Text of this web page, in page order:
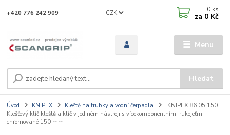
Menu
CZK
Hledat
+420 776 242 909 0 ks
za 0 Kč
Úvod KNIPEX Kleště na trubky a vodní čerpadla
KNIPEX 86 05 150
Klešťový klíč kleště a klíč v jediném nástroji s vícekomponentními rukojeťmi
chromované 150 mm